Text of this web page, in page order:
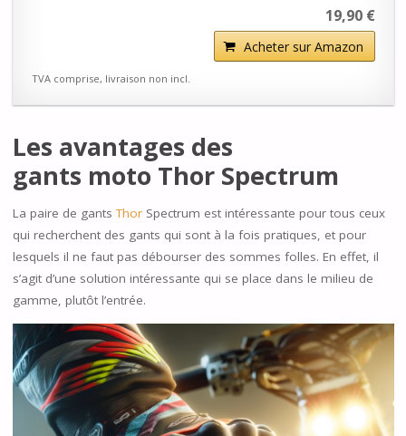
19,90 €
Acheter sur Amazon
TVA comprise, livraison non incl.
Les avantages des
gants moto Thor Spectrum
La paire de gantsThor Spectrum est intéressante pour tous ceux
qui recherchent des gants qui sont à la fois pratiques, et pour
lesquels il ne faut pas débourser des sommes folles. En effet, il
s’agit d’une solution intéressante qui se place dans le milieu de
gamme, plutôt l’entrée.